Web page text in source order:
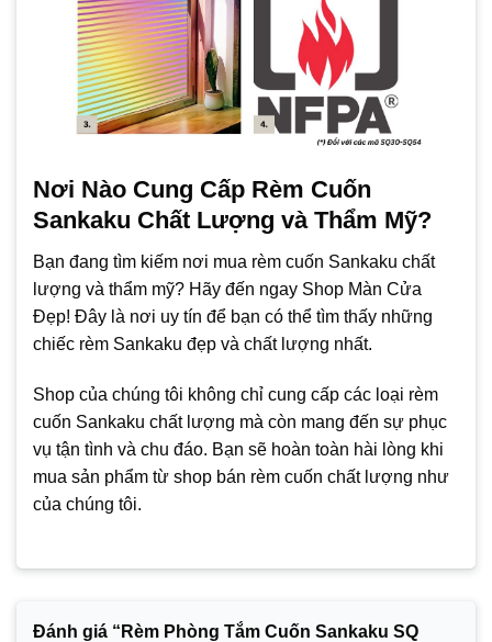
Nơi Nào Cung Cấp Rèm Cuốn
Sankaku Chất Lượng và Thẩm Mỹ?
Bạn đang tìm kiếm nơi mua rèm cuốn Sankaku chất
lượng và thẩm mỹ? Hãy đến ngay Shop Màn Cửa
Đẹp! Đây là nơi uy tín để bạn có thể tìm thấy những
chiếc rèm Sankaku đẹp và chất lượng nhất.
Shop của chúng tôi không chỉ cung cấp các loại rèm
cuốn Sankaku chất lượng mà còn mang đến sự phục
vụ tận tình và chu đáo. Bạn sẽ hoàn toàn hài lòng khi
mua sản phẩm từ shop bán rèm cuốn chất lượng như
của chúng tôi.
Đánh giá “Rèm Phòng Tắm Cuốn Sankaku SQ